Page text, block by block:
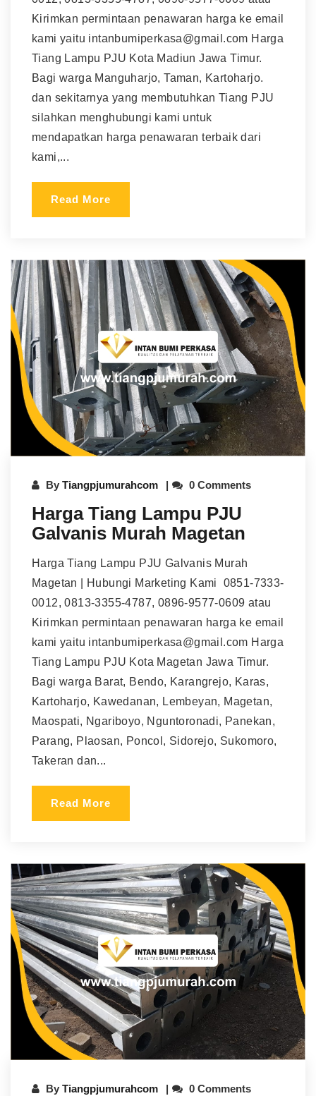
Kirimkan permintaan penawaran harga ke email
kami yaitu intanbumiperkasa@gmail.com Harga
Tiang Lampu PJU Kota Madiun Jawa Timur.
Bagi warga Manguharjo, Taman, Kartoharjo.
dan sekitarnya yang membutuhkan Tiang PJU
silahkan menghubungi kami untuk
mendapatkan harga penawaran terbaik dari
kami,...
Read More
By Tiangpjumurahcom 0 Comments
Harga Tiang Lampu PJU
Galvanis Murah Magetan
Harga Tiang Lampu PJU Galvanis Murah
Magetan | Hubungi Marketing Kami 0851-7333-
0012, 0813-3355-4787, 0896-9577-0609 atau
Kirimkan permintaan penawaran harga ke email
kami yaitu intanbumiperkasa@gmail.com Harga
Tiang Lampu PJU Kota Magetan Jawa Timur.
Bagi warga Barat, Bendo, Karangrejo, Karas,
Kartoharjo, Kawedanan, Lembeyan, Magetan,
Maospati, Ngariboyo, Nguntoronadi, Panekan,
Parang, Plaosan, Poncol, Sidorejo, Sukomoro,
Takeran dan...
Read More
By Tiangpjumurahcom 0 Comments